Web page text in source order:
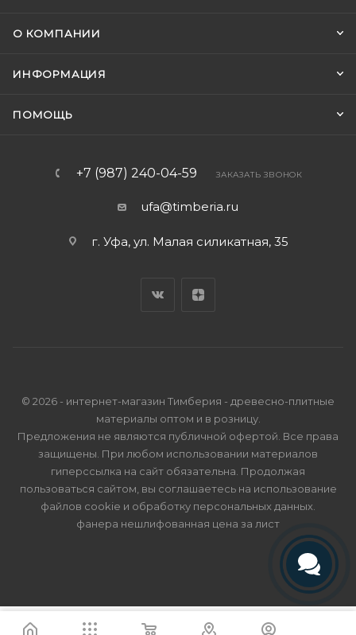
О КОМПАНИИ
ИНФОРМАЦИЯ
ПОМОЩЬ
+7 (987) 240-04-59 ЗАКАЗАТЬ ЗВОНОК
ufa@timberia.ru
г. Уфа, ул. Малая силикатная, 35
© 2026 - интернет-магазин Тимберия - древесно-плитные
материалы оптом и в розницу.
Предложения не являются публичной офертой. Все права
защищены. При любом использовании материалов
гиперссылка на сайт обязательна. Продолжая
пользоваться сайтом, вы соглашаетесь на использование
файлов cookie и обработку персональных данных
фанера нешлифованная цена за лист
Telegram